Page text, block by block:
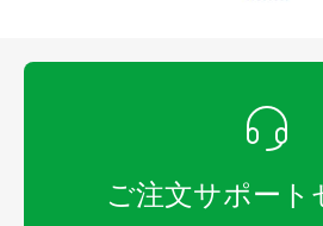
ご注文サポート